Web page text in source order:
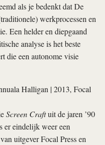
als je bedenkt dat De
werkprocessen en
Een helder en diepgaand
analyse is het beste
die een autonome visie
Halligan | 2013, Focal
Screen Craftuit de jaren ’90
er eindelijk weer een
uitgever Focal Press en